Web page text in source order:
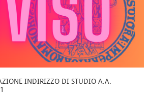
INDIRIZZO DI STUDIO A.A.